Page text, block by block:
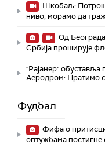
Шкобаљ:
ниво, морамо да
Од
Србија проширује
"Рајанер" обуставља
Аеродром: Пратимо
Фудбал
Фифа о
оптужбама постигне